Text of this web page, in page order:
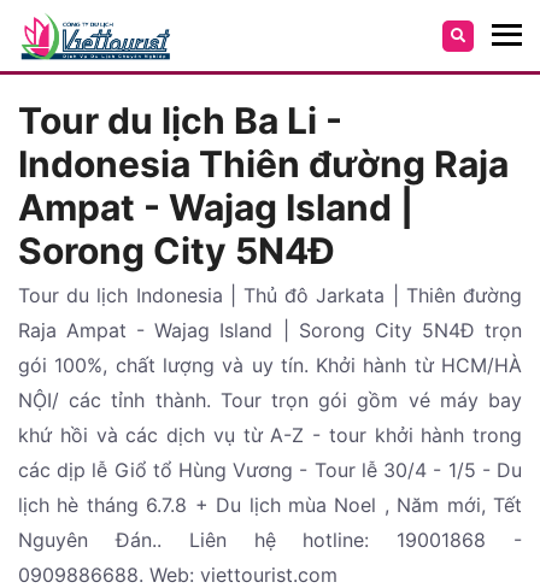
Tour du lịch Ba Li -
Indonesia Thiên đường Raja
Ampat - Wajag Island |
Sorong City 5N4Đ
Tour du lịch Indonesia | Thủ đô Jarkata | Thiên đường
Raja Ampat - Wajag Island | Sorong City 5N4Đ trọn
gói 100%, chất lượng và uy tín. Khởi hành từ HCM/HÀ
NỘI/ các tỉnh thành. Tour trọn gói gồm vé máy bay
khứ hồi và các dịch vụ từ A-Z - tour khởi hành trong
các dịp lễ Giổ tổ Hùng Vương - Tour lễ 30/4 - 1/5 - Du
lịch hè tháng 6.7.8 + Du lịch mùa Noel , Năm mới, Tết
Nguyên Đán.. Liên hệ hotline: 19001868 -
0909886688. Web: viettourist.com